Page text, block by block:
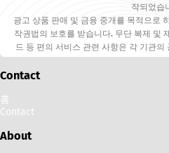
작되었습
광고 상품 판매 및 금융 중개를 목적으로
작권법의 보호를 받습니다. 무단 복제 및
드 등 편의 서비스 관련 사항은 각 기관의
Contact
홈
Contact
About